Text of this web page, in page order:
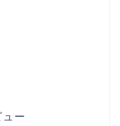
ー